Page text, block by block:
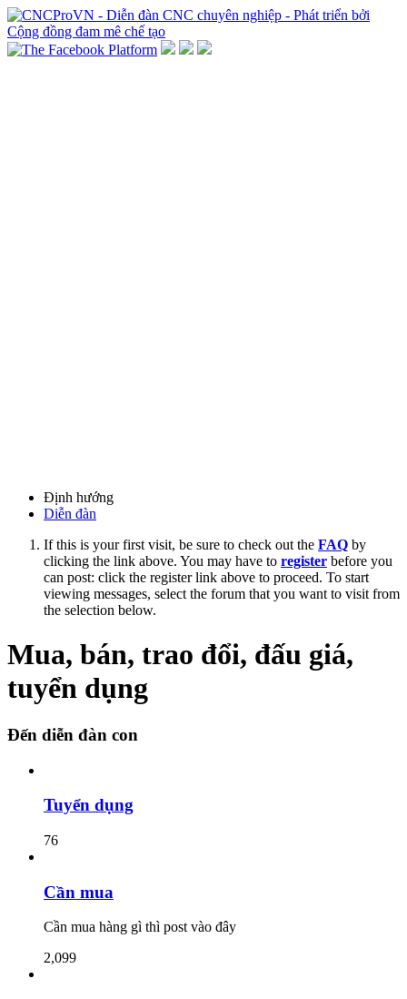
Định hướng
Diễn đàn
If this is your first visit, be sure to check out the FAQ by
clicking the link above. You may have to register before you
can post: click the register link above to proceed. To start
viewing messages, select the forum that you want to visit from
the selection below.
Mua, bán, trao đổi, đấu giá,
tuyển dụng
Đến diễn đàn con
Tuyển dụng
76
Cần mua
Cần mua hàng gì thì post vào đây
2,099